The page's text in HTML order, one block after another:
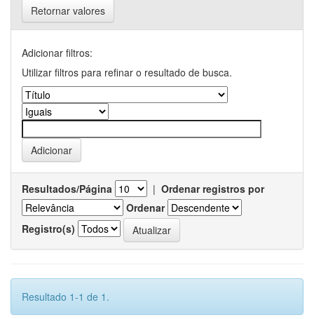
Retornar valores
Adicionar filtros:
Utilizar filtros para refinar o resultado de busca.
Resultados/Página | Ordenar registros por
Ordenar
Registro(s)
Resultado 1-1 de 1.